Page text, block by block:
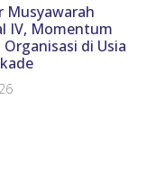
Musyawarah
IV, Momentum
Organisasi di Usia